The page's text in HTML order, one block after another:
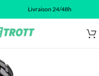
Livraison 24/48h